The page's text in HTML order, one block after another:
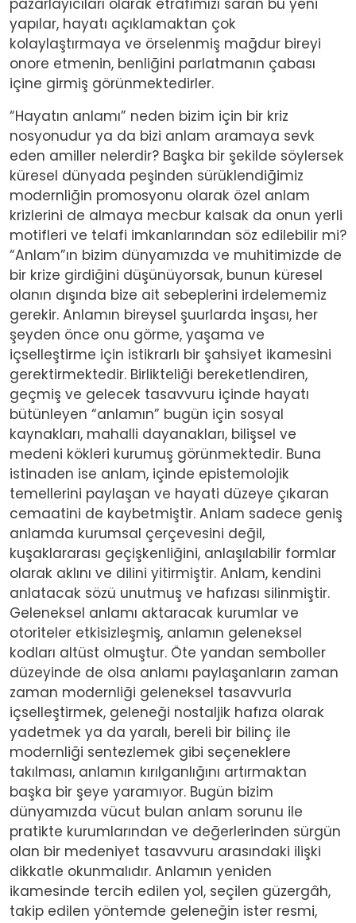
pazarlayıcıları olarak etrafımızı saran bu yeni
yapılar, hayatı açıklamaktan çok
kolaylaştırmaya ve örselenmiş mağdur bireyi
onore etmenin, benliğini parlatmanın çabası
içine girmiş görünmektedirler.
“Hayatın anlamı” neden bizim için bir kriz
nosyonudur ya da bizi anlam aramaya sevk
eden amiller nelerdir? Başka bir şekilde söylersek
küresel dünyada peşinden sürüklendiğimiz
modernliğin promosyonu olarak özel anlam
krizlerini de almaya mecbur kalsak da onun yerli
motifleri ve telafi imkanlarından söz edilebilir mi?
“Anlam”ın bizim dünyamızda ve muhitimizde de
bir krize girdiğini düşünüyorsak, bunun küresel
olanın dışında bize ait sebeplerini irdelememiz
gerekir. Anlamın bireysel şuurlarda inşası, her
şeyden önce onu görme, yaşama ve
içselleştirme için istikrarlı bir şahsiyet ikamesini
gerektirmektedir. Birlikteliği bereketlendiren,
geçmiş ve gelecek tasavvuru içinde hayatı
bütünleyen “anlamın” bugün için sosyal
kaynakları, mahalli dayanakları, bilişsel ve
medeni kökleri kurumuş görünmektedir. Buna
istinaden ise anlam, içinde epistemolojik
temellerini paylaşan ve hayati düzeye çıkaran
cemaatini de kaybetmiştir. Anlam sadece geniş
anlamda kurumsal çerçevesini değil,
kuşaklararası geçişkenliğini, anlaşılabilir formlar
olarak aklını ve dilini yitirmiştir. Anlam, kendini
anlatacak sözü unutmuş ve hafızası silinmiştir.
Geleneksel anlamı aktaracak kurumlar ve
otoriteler etkisizleşmiş, anlamın geleneksel
kodları altüst olmuştur. Öte yandan semboller
düzeyinde de olsa anlamı paylaşanların zaman
zaman modernliği geleneksel tasavvurla
içselleştirmek, geleneği nostaljik hafıza olarak
yadetmek ya da yaralı, bereli bir bilinç ile
modernliği sentezlemek gibi seçeneklere
takılması, anlamın kırılganlığını artırmaktan
başka bir şeye yaramıyor. Bugün bizim
dünyamızda vücut bulan anlam sorunu ile
pratikte kurumlarından ve değerlerinden sürgün
olan bir medeniyet tasavvuru arasındaki ilişki
dikkatle okunmalıdır. Anlamın yeniden
ikamesinde tercih edilen yol, seçilen güzergâh,
takip edilen yöntemde geleneğin ister resmi,